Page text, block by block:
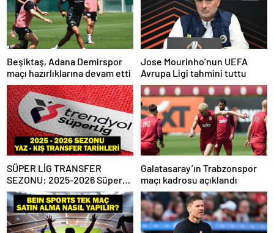
Beşiktaş, Adana Demirspor
maçı hazırlıklarına devam etti
Jose Mourinho’nun UEFA
Avrupa Ligi tahmini tuttu
SÜPER LİG TRANSFER
SEZONU: 2025-2026 Süper
Lig Yaz Transfer Sezonu Ne
Zaman Başlayacak? Kış
Transfer Sezonu Ne Zaman
Başlayacak? TFF Açıkladı!
Galatasaray’ın Trabzonspor
maçı kadrosu açıklandı